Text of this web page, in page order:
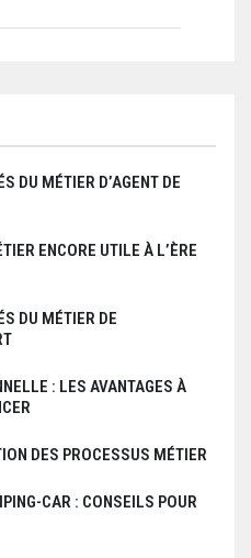
DU MÉTIER D’AGENT DE
ENCORE UTILE À L’ÈRE
DU MÉTIER DE
: LES AVANTAGES À
DES PROCESSUS MÉTIER
CAR : CONSEILS POUR